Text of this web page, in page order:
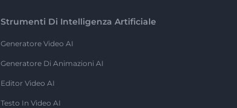
Strumenti Di Intelligenza Artificiale
Generatore Video AI
Generatore Di Animazioni AI
Editor Video AI
Testo In Video AI